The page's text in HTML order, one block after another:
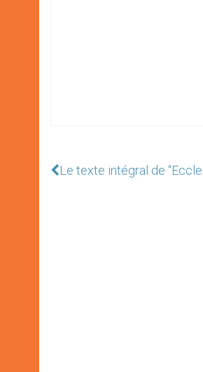
Le texte intégral de